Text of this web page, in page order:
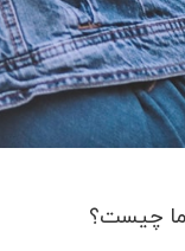
ما چیست؟